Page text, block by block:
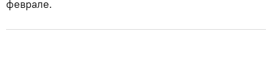
феврале.